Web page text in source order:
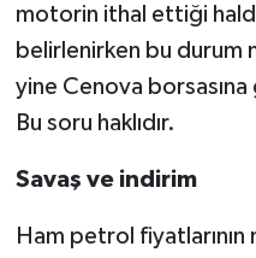
motorin ithal ettiği
belirlenirken bu durum
yine Cenova borsasına
Bu soru haklıdır.
Savaş ve indirim
Ham petrol fiyatlarının